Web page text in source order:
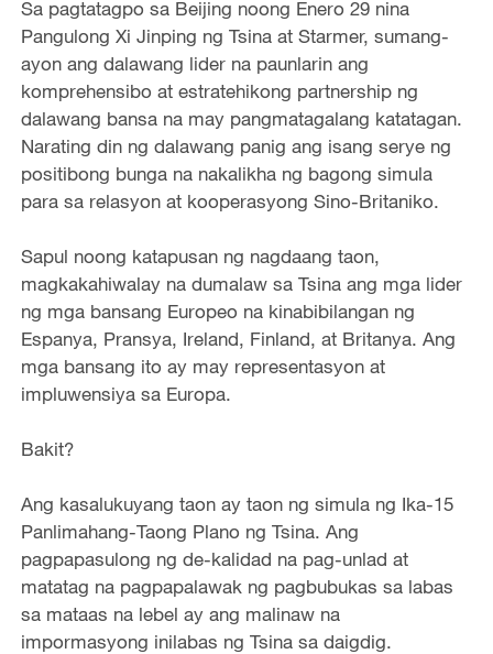
Sa pagtatagpo sa Beijing noong Enero 29 nina
Pangulong Xi Jinping ng Tsina at Starmer, sumang-
ayon ang dalawang lider na paunlarin ang
komprehensibo at estratehikong partnership ng
dalawang bansa na may pangmatagalang katatagan.
Narating din ng dalawang panig ang isang serye ng
positibong bunga na nakalikha ng bagong simula
para sa relasyon at kooperasyong Sino-Britaniko.
Sapul noong katapusan ng nagdaang taon,
magkakahiwalay na dumalaw sa Tsina ang mga lider
ng mga bansang Europeo na kinabibilangan ng
Espanya, Pransya, Ireland, Finland, at Britanya. Ang
mga bansang ito ay may representasyon at
impluwensiya sa Europa.
Bakit?
Ang kasalukuyang taon ay taon ng simula ng Ika-15
Panlimahang-Taong Plano ng Tsina. Ang
pagpapasulong ng de-kalidad na pag-unlad at
matatag na pagpapalawak ng pagbubukas sa labas
sa mataas na lebel ay ang malinaw na
impormasyong inilabas ng Tsina sa daigdig.